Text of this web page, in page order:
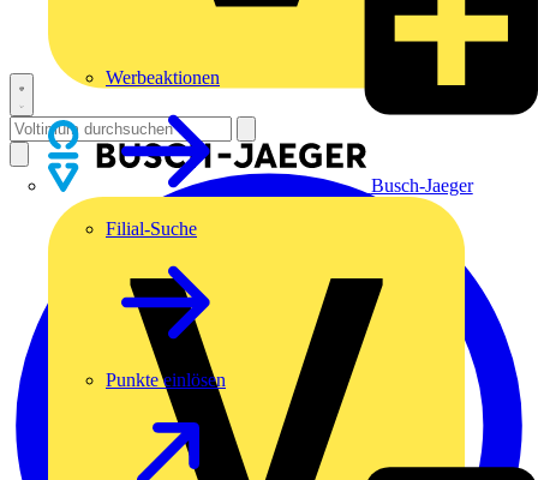
Busch-Jaeger
Werbeaktionen
Filial-Suche
Punkte einlösen